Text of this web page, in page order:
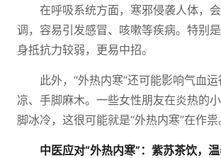
在呼吸系统方面，寒邪侵袭人体，
调，容易引发感冒、咳嗽等疾病。特别
身抵抗力较弱，更易中招。
此外，“外热内寒”还可能影响气血
凉、手脚麻木。一些女性朋友在炎热的
脚冰冷，这很可能就是“外热内寒”在作祟
中医应对“外热内寒”：紫苏茶饮，